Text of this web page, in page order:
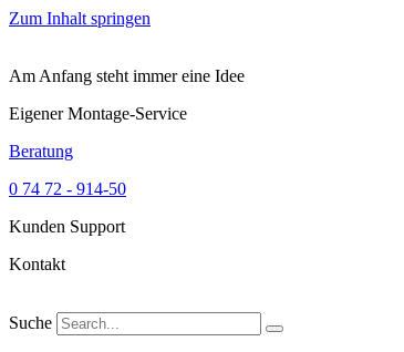
Zum Inhalt springen
Am Anfang steht immer eine Idee
Eigener Montage-Service
Beratung
0 74 72 - 914-50
Kunden Support
Kontakt
Suche